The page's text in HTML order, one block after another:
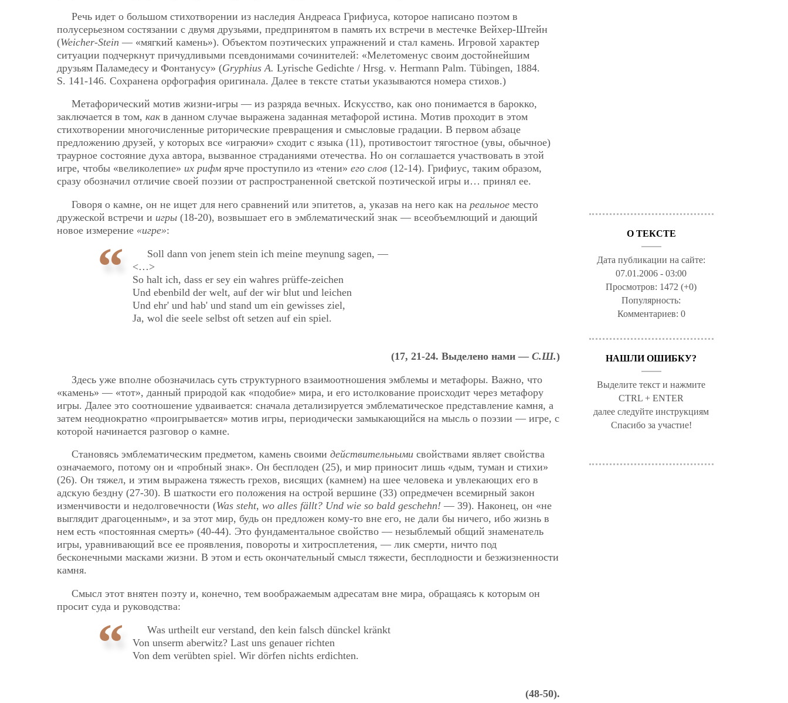
Речь идет о большом стихотворении из наследия Андреаса Грифиуса, которое написано поэтом в
полусерьезном состязании с двумя друзьями, предпринятом в память их встречи в местечке Вейхер-Штейн
(Weicher-Stein — «мягкий камень»). Объектом поэтических упражнений и стал камень. Игровой характер
ситуации подчеркнут причудливыми псевдонимами сочинителей: «Мелетоменус своим достойнейшим
друзьям Паламедесу и Фонтанусу» (Gryphius A. Lyrische Gedichte / Hrsg. v. Hermann Palm. Tübingen, 1884.
S. 141-146. Сохранена орфография оригинала. Далее в тексте статьи указываются номера стихов.)
Метафорический мотив жизни-игры — из разряда вечных. Искусство, как оно понимается в барокко,
заключается в том, какв данном случае выражена заданная метафорой истина. Мотив проходит в этом
стихотворении многочисленные риторические превращения и смысловые градации. В первом абзаце
предложению друзей, у которых все «играючи» сходит с языка (11), противостоит тягостное (увы, обычное)
траурное состояние духа автора, вызванное страданиями отечества. Но он соглашается участвовать в этой
игре, чтобы «великолепие» их рифм ярче проступило из «тени» его слов (12-14). Грифиус, таким образом,
сразу обозначил отличие своей поэзии от распространенной светской поэтической игры и… принял ее.
Говоря о камне, он не ищет для него сравнений или эпитетов, а, указав на него как на реальное место
дружеской встречи и игры (18-20), возвышает его в эмблематический знак — всеобъемлющий и дающий
новое измерение «игре»:
Soll dann von jenem stein ich meine meynung sagen, —
<…>
So halt ich, dass er sey ein wahres prüffe-zeichen
Und ebenbild der welt, auf der wir blut und leichen
Und ehr' und hab' und stand um ein gewisses ziel,
Ja, wol die seele selbst oft setzen auf ein spiel.
(17, 21-24. Выделено нами — С.Ш.)
Здесь уже вполне обозначилась суть структурного взаимоотношения эмблемы и метафоры. Важно, что
«камень» — «тот», данный природой как «подобие» мира, и его истолкование происходит через метафору
игры. Далее это соотношение удваивается: сначала детализируется эмблематическое представление камня, а
затем неоднократно «проигрывается» мотив игры, периодически замыкающийся на мысль о поэзии — игре, с
которой начинается разговор о камне.
Становясь эмблематическим предметом, камень своими действительными свойствами являет свойства
означаемого, потому он и «пробный знак». Он бесплоден (25), и мир приносит лишь «дым, туман и стихи»
(26). Он тяжел, и этим выражена тяжесть грехов, висящих (камнем) на шее человека и увлекающих его в
адскую бездну (27-30). В шаткости его положения на острой вершине (33) опредмечен всемирный закон
изменчивости и недолговечности (Was steht, wo alles fällt? Und wie so bald geschehn! — 39). Наконец, он «не
выглядит драгоценным», и за этот мир, будь он предложен кому-то вне его, не дали бы ничего, ибо жизнь в
нем есть «постоянная смерть» (40-44). Это фундаментальное свойство — незыблемый общий знаменатель
игры, уравнивающий все ее проявления, повороты и хитросплетения, — лик смерти, ничто под
бесконечными масками жизни. В этом и есть окончательный смысл тяжести, бесплодности и безжизненности
камня.
Смысл этот внятен поэту и, конечно, тем воображаемым адресатам вне мира, обращаясь к которым он
просит суда и руководства:
Was urtheilt eur verstand, den kein falsch dünckel kränkt
Von unserm aberwitz? Last uns genauer richten
Von dem verübten spiel. Wir dörfen nichts erdichten.
(48-50).
О ТЕКСТЕ
Дата публикации на сайте:
07.01.2006 - 03:00
Просмотров: 1472 (+0)
Популярность:
Комментариев: 0
НАШЛИ ОШИБКУ?
Выделите текст и нажмите
CTRL + ENTER
далее следуйте инструкциям
Спасибо за участие!